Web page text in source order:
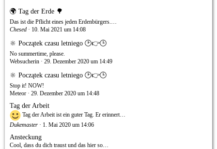
🌍 Tag der Erde 🌳
Das ist die Pflicht eines jeden Erdenbürgers.…
Chesed
10. Mai 2021 um 14:08
🔆 Początek czasu letniego 🕑👉🕒
No summertime, please.
Websucherin
29. Dezember 2020 um 14:49
🔆 Początek czasu letniego 🕑👉🕒
Stop it! NOW!
Meteor
29. Dezember 2020 um 14:48
Tag der Arbeit
Tag der Arbeit ist ein guter Tag. Er erinnert…
Dukemaster
1. Mai 2020 um 14:06
Ansteckung
Cool, dass du dich traust und das hier so…